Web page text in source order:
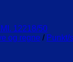
og regne / Punkt/